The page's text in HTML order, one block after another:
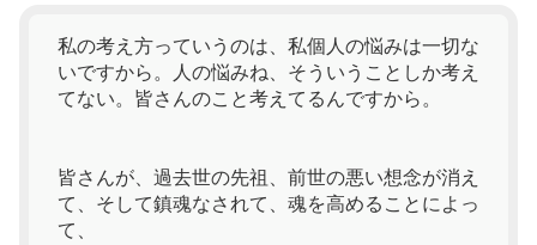
私の考え方っていうのは、私個人の悩みは一切な
いですから。人の悩みね、そういうことしか考え
てない。皆さんのこと考えてるんですから。
皆さんが、過去世の先祖、前世の悪い想念が消え
て、そして鎮魂なされて、魂を高めることによっ
て、